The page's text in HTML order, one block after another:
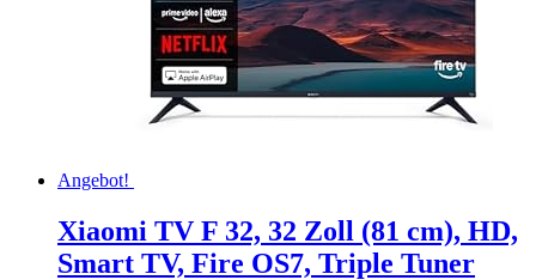
Angebot!
Xiaomi TV F 32, 32 Zoll (81 cm), HD,
Smart TV, Fire OS7, Triple Tuner